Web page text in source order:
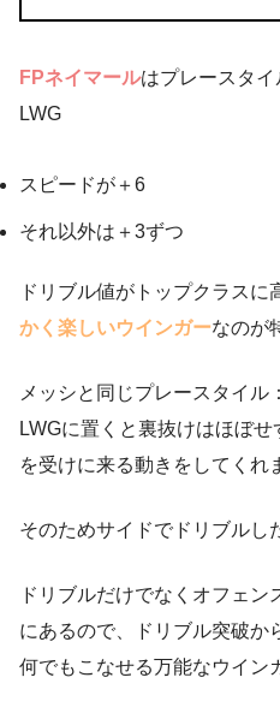
FPネイマールはプレースタ
LWG
スピードが＋6
それ以外は＋3ずつ
ドリブル値がトップクラスに
かく楽しいウインガーなのが
メッシと同じプレースタイル
LWGに置くと裏抜けはほぼ
を受けに来る動きをしてくれ
そのためサイドでドリブルし
ドリブルだけでなくオフェ
にあるので、ドリブル突破か
何でもこなせる万能なウイン